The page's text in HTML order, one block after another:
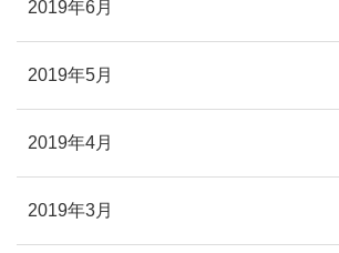
2019年6月
2019年5月
2019年4月
2019年3月